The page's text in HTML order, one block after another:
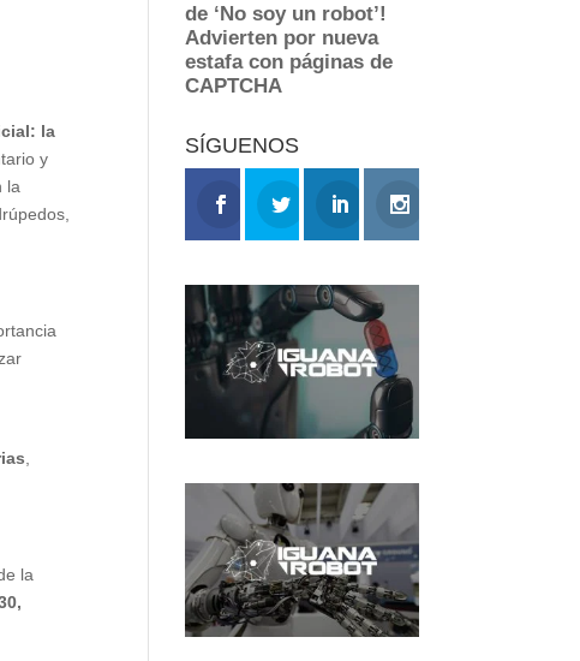
la
y
la
la
SÍGUENOS